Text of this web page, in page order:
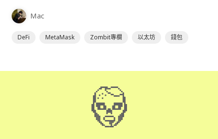
為插件使用，具備許多功能且使用上非常方便。
Mac
DeFi MetaMask Zombit專欄 以太坊 錢包